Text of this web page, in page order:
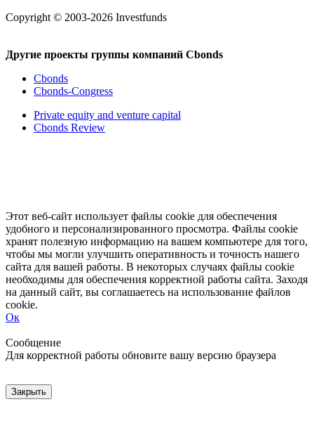
Copyright © 2003-2026 Investfunds
Другие проекты группы компаний Cbonds
Cbonds
Cbonds-Congress
Private equity and venture capital
Cbonds Review
Этот веб-сайт использует файлы cookie для обеспечения
удобного и персонализированного просмотра. Файлы cookie
хранят полезную информацию на вашем компьютере для того,
чтобы мы могли улучшить оперативность и точность нашего
сайта для вашей работы. В некоторых случаях файлы cookie
необходимы для обеспечения корректной работы сайта. Заходя
на данный сайт, вы соглашаетесь на использование файлов
cookie.
Ок
Сообщение
Для корректной работы обновите вашу версию браузера
Закрыть